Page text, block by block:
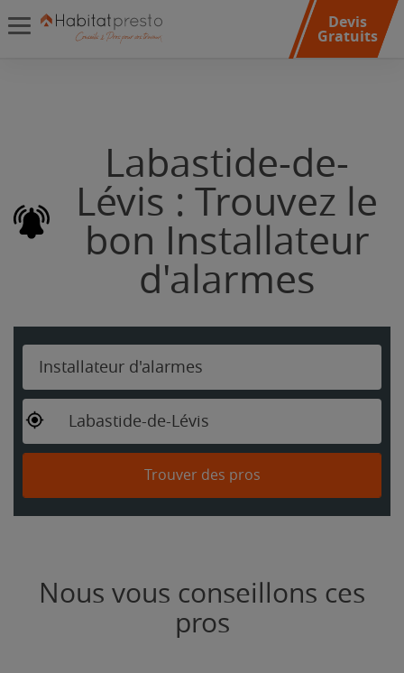
Devis
Gratuits
Labastide-de-
Lévis : Trouvez le
bon Installateur
d'alarmes
Installateur d'alarmes
Labastide-de-Lévis
Trouver des pros
Nous vous conseillons ces
pros